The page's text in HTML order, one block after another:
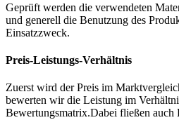
Geprüft werden die verwendeten
und generell die Benutzung des
Einsatzzweck.
Preis-Leistungs-Verhältnis
Zuerst wird der Preis im
bewerten wir die Leistung im
Bewertungsmatrix.Dabei fließen auch